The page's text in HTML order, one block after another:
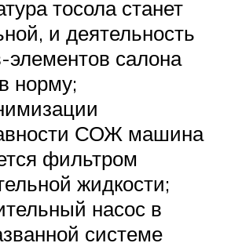
тосола станет
и деятельность
элементов салона
норму;
СОЖ машина
фильтром
жидкости;
насос в
системе